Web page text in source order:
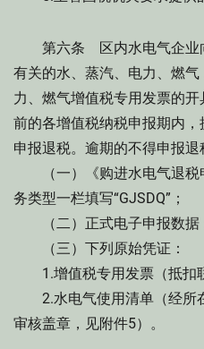
第六条 区内水电气企业
有关的水、蒸汽、电力、燃
力、燃气增值税专用发票的
前的各增值税纳税申报期内
申报退税。逾期的不得申报退
（一）《购进水电气退税
务类型一栏填写“GJSDQ”；
（二）正式电子申报数据
（三）下列原始凭证：
1.增值税专用发票（抵扣
2.水电气使用清单（经所
审核盖章，见附件5）。